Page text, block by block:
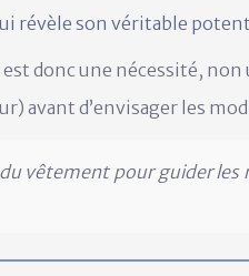
révèle son véritable
donc une nécessité,
avant d’envisager les
vêtement pour guider